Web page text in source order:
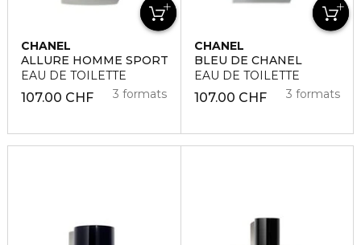
CHANEL
ALLURE HOMME SPORT
EAU DE TOILETTE
107.00 CHF 3 formats
CHANEL
BLEU DE CHANEL
EAU DE TOILETTE
107.00 CHF 3 formats